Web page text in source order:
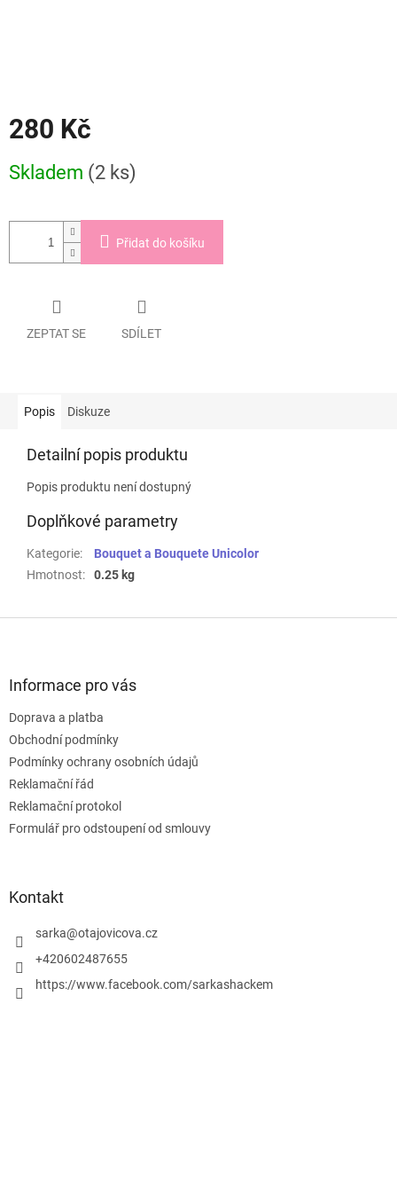
280 Kč
cena:
Skladem (2 ks)
Přidat do košíku
ZEPTAT SE SDÍLET
Popis Diskuze
Detailní popis produktu
Popis produktu není dostupný
Doplňkové parametry
Kategorie:
Bouquet a Bouquete Unicolor
Hmotnost: 0.25 kg
Informace pro vás
Doprava a platba
Obchodní podmínky
Podmínky ochrany osobních údajů
Reklamační řád
Reklamační protokol
Formulář pro odstoupení od smlouvy
Kontakt
sarka@otajovicova.cz
+420602487655
https://www.facebook.com/sarkashackem